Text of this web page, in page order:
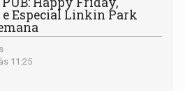
e Especial Linkin Park
11:25